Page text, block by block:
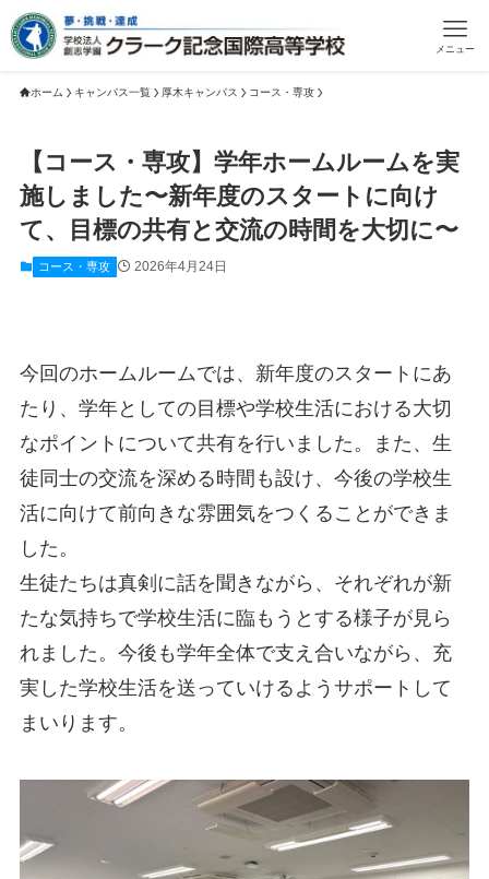
メニュー
ホーム キャンパス一覧 厚木キャンパス コース・専攻
【コース・専攻】学年ホームルームを実
施しました〜新年度のスタートに向け
て、目標の共有と交流の時間を大切に〜
コース・専攻 2026年4月24日
今回のホームルームでは、新年度のスタートにあ
たり、学年としての目標や学校生活における大切
なポイントについて共有を行いました。また、生
徒同士の交流を深める時間も設け、今後の学校生
活に向けて前向きな雰囲気をつくることができま
した。
生徒たちは真剣に話を聞きながら、それぞれが新
たな気持ちで学校生活に臨もうとする様子が見ら
れました。今後も学年全体で支え合いながら、充
実した学校生活を送っていけるようサポートして
まいります。